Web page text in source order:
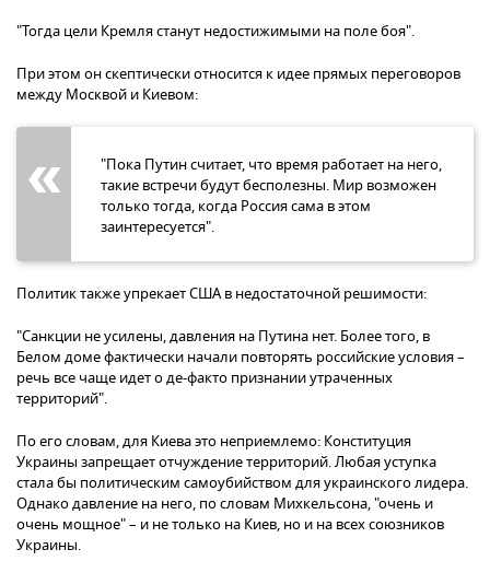
"Тогда цели Кремля станут недостижимыми на поле боя".
При этом он скептически относится к идее прямых переговоров
между Москвой и Киевом:
"Пока Путин считает, что время работает на него,
такие встречи будут бесполезны. Мир возможен
только тогда, когда Россия сама в этом
заинтересуется".
Политик также упрекает США в недостаточной решимости:
"Санкции не усилены, давления на Путина нет. Более того, в
Белом доме фактически начали повторять российские условия –
речь все чаще идет о де-факто признании утраченных
территорий".
По его словам, для Киева это неприемлемо: Конституция
Украины запрещает отчуждение территорий. Любая уступка
стала бы политическим самоубийством для украинского лидера.
Однако давление на него, по словам Михкельсона, "очень и
очень мощное" – и не только на Киев, но и на всех союзников
Украины.